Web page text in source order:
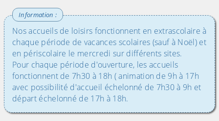
Nos accueils de loisirs fonctionnent en extrascolaire à
chaque période de vacances scolaires (sauf à Noël) et
en périscolaire le mercredi sur différents sites.
Pour chaque période d'ouverture, les accueils
fonctionnent de 7h30 à 18h ( animation de 9h à 17h
avec possibilité d'accueil échelonné de 7h30 à 9h et
départ échelonné de 17h à 18h.